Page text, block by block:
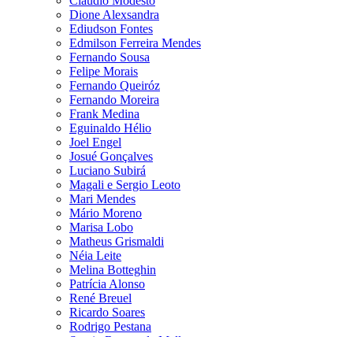
Dione Alexsandra
Ediudson Fontes
Edmilson Ferreira Mendes
Fernando Sousa
Felipe Morais
Fernando Queiróz
Fernando Moreira
Frank Medina
Eguinaldo Hélio
Joel Engel
Josué Gonçalves
Luciano Subirá
Magali e Sergio Leoto
Mari Mendes
Mário Moreno
Marisa Lobo
Matheus Grismaldi
Néia Leite
Melina Botteghin
Patrícia Alonso
René Breuel
Ricardo Soares
Rodrigo Pestana